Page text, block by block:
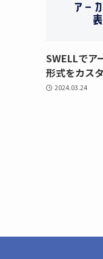
SWELLでア
形式をカス
2024.03.24